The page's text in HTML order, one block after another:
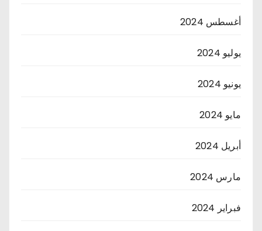
أغسطس 2024
يوليو 2024
يونيو 2024
مايو 2024
أبريل 2024
مارس 2024
فبراير 2024